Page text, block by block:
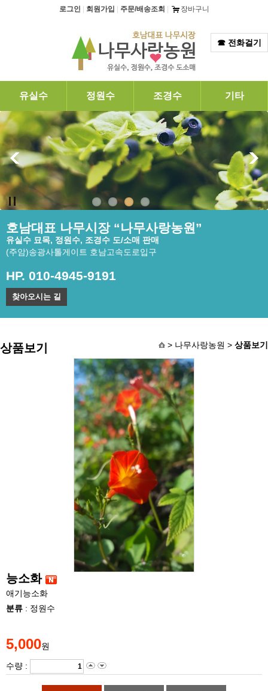
탑메뉴 바로가기로그인 회원가입 주문/배송조회 장바구니
☎ 전화걸기
유실수 정원수 조경수 기타
호남대표 나무시장 “나무사랑농원”
유실수 묘목, 정원수, 조경수 도/소매 판매
(주암)송광사톨게이트 호남고속도로입구
HP. 010-4945-9191
찾아오시는 길
상품보기 > 나무사랑농원 > 상품보기
능소화
애기능소화
분류 : 정원수
5,000원
수량 :